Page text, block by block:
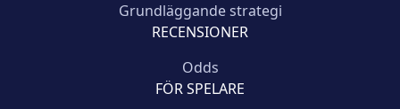
Grundläggande strategi
RECENSIONER
Odds
FÖR SPELARE